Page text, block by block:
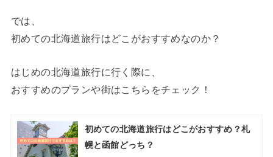
では、
初めての北海道旅行はどこがおすすめなのか？
はじめの北海道旅行に行く際に、
おすすめのプランや街はこちらをチェック！
初めての北海道旅行はどこがおすすめ？札
幌と函館どっち？